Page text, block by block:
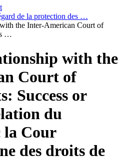
de la protection des …
the Inter-American Court of
…
with the
Court of
Success or
du
la Cour
des droits de